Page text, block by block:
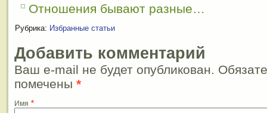
Отношения бывают разные…
Рубрика: Избранные статьи
Добавить комментарий
Ваш e-mail не будет опубликован.
помечены *
Имя *